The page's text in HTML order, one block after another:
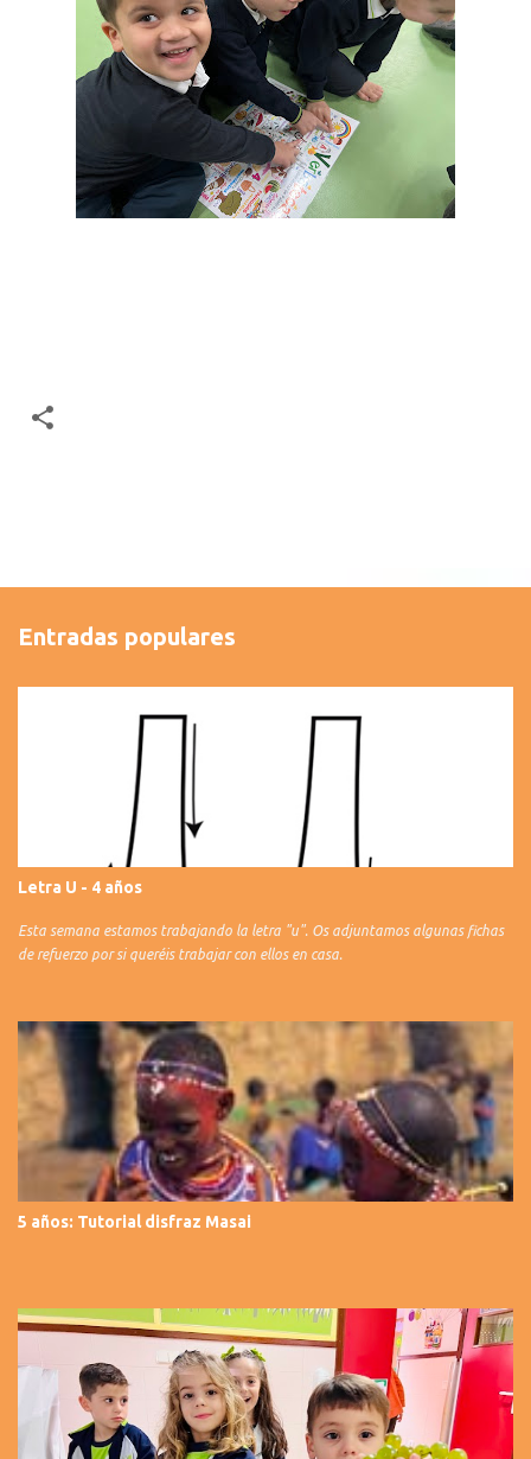
Entradas populares
Letra U - 4 años
Esta semana estamos trabajando la letra "u". Os adjuntamos algunas fichas
de refuerzo por si queréis trabajar con ellos en casa.
5 años: Tutorial disfraz Masai